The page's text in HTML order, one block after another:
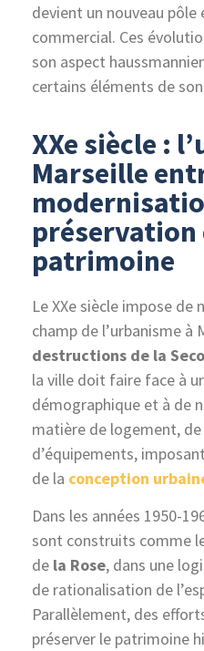
devient un nouveau
commercial. Ces
son aspect
certains éléments de
XXe siècle :
Marseille
préservation
patrimoine
Le XXe siècle impose de
champ de l’urbanisme à
destructions de la
la ville doit faire face à
démographique et à de
matière de logement,
d’équipements,
de la conception
Dans les années 1950-
sont construits comme
de la Rose, dans une
de rationalisation de
Parallèlement, des
préserver le patrimoine